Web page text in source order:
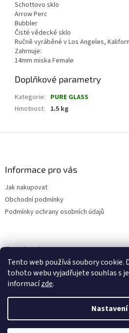
Tento web používá soubory cookie.
tohoto webu vyjadřujete souhlas s
informacízde.
Nastavení
Schottovo sklo
Arrow Perc
Bubbler
Čisté vědecké sklo
Ručně vyráběné v Los Angeles,
Zahrnuje:
14mm miska Female
Doplňkové parametry
Kategorie: PURE GLASS
Hmotnost: 1.5 kg
Informace pro vás
Jak nakupovat
Obchodní podmínky
Podmínky ochrany osobních údajů
Facebook
Vytvořil